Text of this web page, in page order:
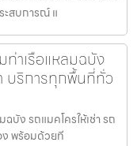
ะสบการณ์ แ
าเรือแหลมฉบัง
บริการทุกพื้นที่ทั่ว
บัง รถแมคโครให้เช่า รถ
ง พร้อมด้วยที